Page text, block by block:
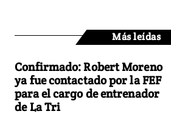
Más leídas
Confirmado: Robert Moreno
ya fue contactado por la FEF
para el cargo de entrenador
de La Tri